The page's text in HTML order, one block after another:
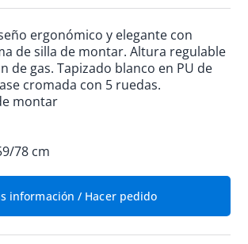
5
de
5
ergonómico y elegante con
de silla de montar. Altura regulable
de gas. Tapizado blanco en PU de
cromada con 5 ruedas.
montar
78 cm
información / Hacer pedido